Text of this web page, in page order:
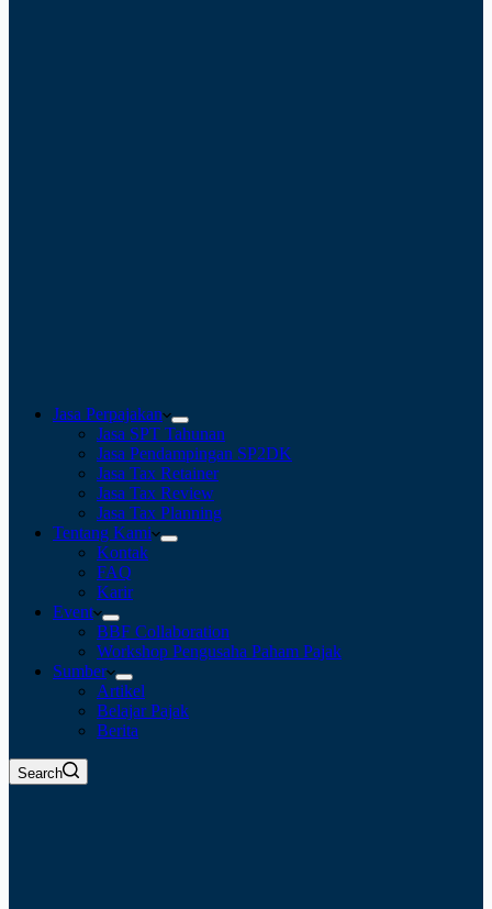
Jasa Perpajakan
Jasa SPT Tahunan
Jasa Pendampingan SP2DK
Jasa Tax Retainer
Jasa Tax Review
Jasa Tax Planning
Tentang Kami
Kontak
FAQ
Karir
Event
BBF Collaboration
Workshop Pengusaha Paham Pajak
Sumber
Artikel
Belajar Pajak
Berita
Search